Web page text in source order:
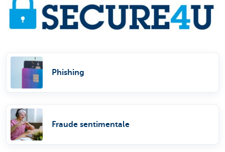
Phishing
Fraude sentimentale